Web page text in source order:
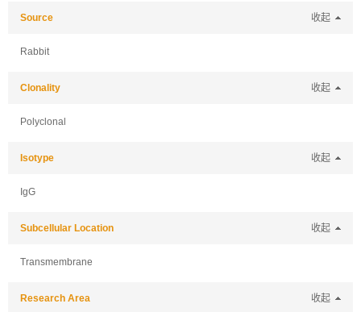
Source 收起
Rabbit
Clonality 收起
Polyclonal
Isotype 收起
IgG
Subcellular Location 收起
Transmembrane
Research Area 收起